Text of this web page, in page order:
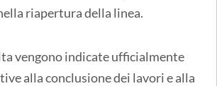
riapertura della linea.
vengono indicate ufficialmente
alla conclusione dei lavori e alla